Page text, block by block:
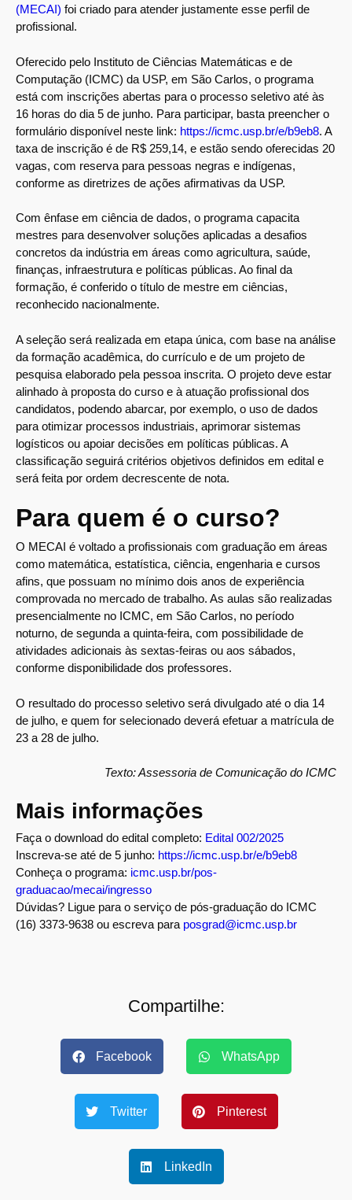
(MECAI) foi criado para atender justamente esse perfil de
profissional.
Oferecido pelo Instituto de Ciências Matemáticas e de
Computação (ICMC) da USP, em São Carlos, o programa
está com inscrições abertas para o processo seletivo até às
16 horas do dia 5 de junho. Para participar, basta preencher o
formulário disponível neste link: https://icmc.usp.br/e/b9eb8. A
taxa de inscrição é de R$ 259,14, e estão sendo oferecidas 20
vagas, com reserva para pessoas negras e indígenas,
conforme as diretrizes de ações afirmativas da USP.
Com ênfase em ciência de dados, o programa capacita
mestres para desenvolver soluções aplicadas a desafios
concretos da indústria em áreas como agricultura, saúde,
finanças, infraestrutura e políticas públicas. Ao final da
formação, é conferido o título de mestre em ciências,
reconhecido nacionalmente.
A seleção será realizada em etapa única, com base na análise
da formação acadêmica, do currículo e de um projeto de
pesquisa elaborado pela pessoa inscrita. O projeto deve estar
alinhado à proposta do curso e à atuação profissional dos
candidatos, podendo abarcar, por exemplo, o uso de dados
para otimizar processos industriais, aprimorar sistemas
logísticos ou apoiar decisões em políticas públicas. A
classificação seguirá critérios objetivos definidos em edital e
será feita por ordem decrescente de nota.
Para quem é o curso?
O MECAI é voltado a profissionais com graduação em áreas
como matemática, estatística, ciência, engenharia e cursos
afins, que possuam no mínimo dois anos de experiência
comprovada no mercado de trabalho. As aulas são realizadas
presencialmente no ICMC, em São Carlos, no período
noturno, de segunda a quinta-feira, com possibilidade de
atividades adicionais às sextas-feiras ou aos sábados,
conforme disponibilidade dos professores.
O resultado do processo seletivo será divulgado até o dia 14
de julho, e quem for selecionado deverá efetuar a matrícula de
23 a 28 de julho.
Texto: Assessoria de Comunicação do ICMC
Mais informações
Faça o download do edital completo: Edital 002/2025
Inscreva-se até de 5 junho: https://icmc.usp.br/e/b9eb8
Conheça o programa: icmc.usp.br/pos-
graduacao/mecai/ingresso
Dúvidas? Ligue para o serviço de pós-graduação do ICMC
(16) 3373-9638 ou escreva para posgrad@icmc.usp.br
Compartilhe:
Facebook WhatsApp
Twitter Pinterest
LinkedIn